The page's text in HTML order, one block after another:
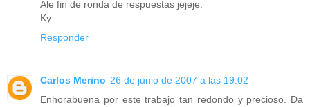
Ale fin de ronda de respuestas jejeje.
Ky
Responder
Carlos Merino 26 de junio de 2007 a las 19:02
Enhorabuena por este trabajo tan redondo y precioso. Da